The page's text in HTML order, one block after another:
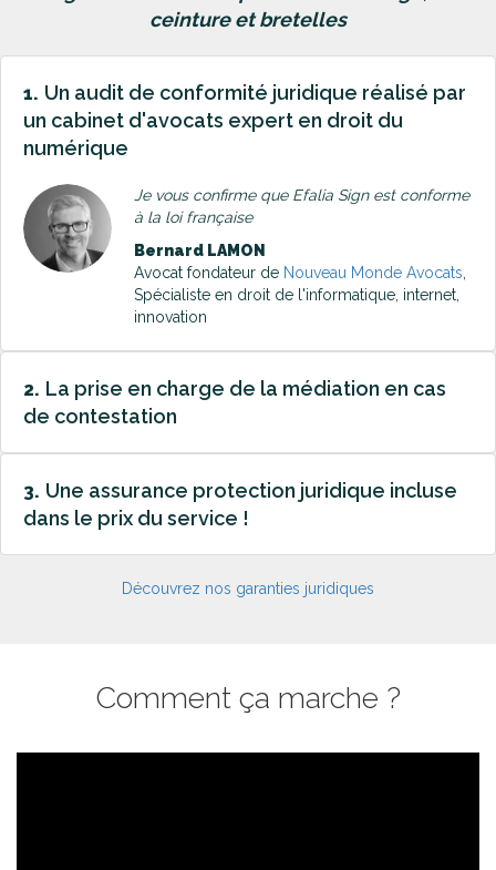
ceinture et bretelles
1. Un audit de conformité juridique réalisé par
un cabinet d'avocats expert en droit du
numérique
Je vous confirme que Efalia Sign est conforme
à la loi française
Bernard LAMON
Avocat fondateur de Nouveau Monde Avocats
Spécialiste en droit de l'informatique, internet,
innovation
2. La prise en charge de la médiation en cas
de contestation
3. Une assurance protection juridique incluse
dans le prix du service !
Découvrez nos garanties juridiques
Comment ça marche ?